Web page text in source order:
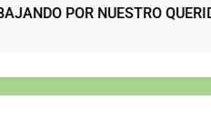
UNIDOS TRABAJANDO POR NUESTRO QUERIDO JUJAN